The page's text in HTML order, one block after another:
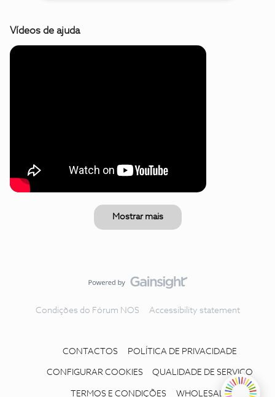
Vídeos de ajuda
Mostrar mais
Condições do Fórum NOS Accessibility statement
CONTACTOS POLÍTICA DE PRIVACIDADE
CONFIGURAR COOKIES QUALIDADE DE SERVIÇO
TERMOS E CONDIÇÕES WHOLESALE